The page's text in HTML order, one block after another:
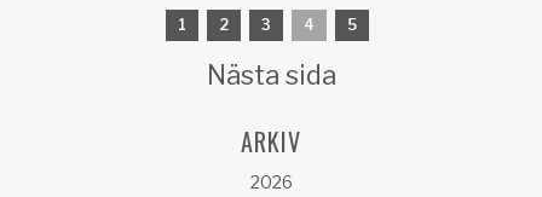
1 2 3 4 5
Nästa sida
ARKIV
2026